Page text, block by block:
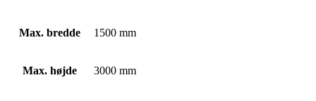
Max. bredde 1500 mm
Max. højde 3000 mm